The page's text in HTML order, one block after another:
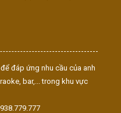
đáp ứng nhu cầu của anh
bar,... trong khu vực